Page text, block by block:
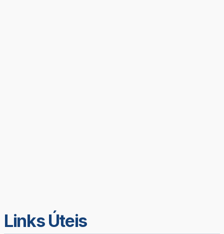
Links Úteis